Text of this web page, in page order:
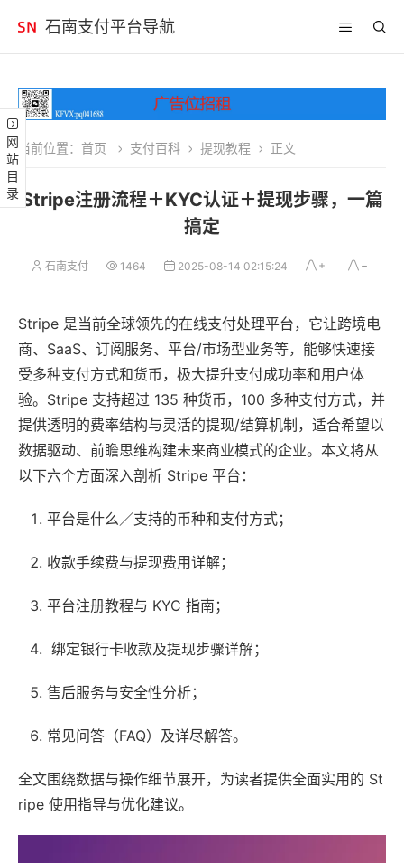
石南支付平台导航
网站目录 当前位置： 首页 支付百科 提现教程 正文
Stripe注册流程＋KYC认证＋提现步骤，一篇
搞定
石南支付 1464 2025-08-14 02:15:24
Stripe 是当前全球领先的在线支付处理平台，它让跨境电
商、SaaS、订阅服务、平台/市场型业务等，能够快速接
受多种支付方式和货币，极大提升支付成功率和用户体
验。Stripe 支持超过 135 种货币，100 多种支付方式，并
提供透明的费率结构与灵活的提现/结算机制，适合希望以
数据驱动、前瞻思维构建未来商业模式的企业。本文将从
以下六个方面深入剖析 Stripe 平台：
平台是什么／支持的币种和支付方式；
收款手续费与提现费用详解；
平台注册教程与 KYC 指南；
绑定银行卡收款及提现步骤详解；
售后服务与安全性分析；
常见问答（FAQ）及详尽解答。
全文围绕数据与操作细节展开，为读者提供全面实用的 St
ripe 使用指导与优化建议。